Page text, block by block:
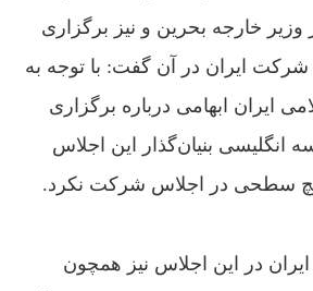
وزير خارجه‌ بحرين و نيز برگزارى
شرکت ايران در آن گفت: با توجه به
ايران ابهامى درباره‌ برگزارى
بنيان‌گذار اين اجلاس
سطحى در اجلاس شرکت نکرد.
در این اجلاس نیز همچون